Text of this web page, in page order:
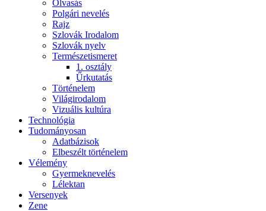
Olvasás
Polgári nevelés
Rajz
Szlovák Irodalom
Szlovák nyelv
Természetismeret
1. osztály
Űrkutatás
Történelem
Világirodalom
Vizuális kultúra
Technológia
Tudományosan
Adatbázisok
Elbeszélt történelem
Vélemény
Gyermeknevelés
Lélektan
Versenyek
Zene